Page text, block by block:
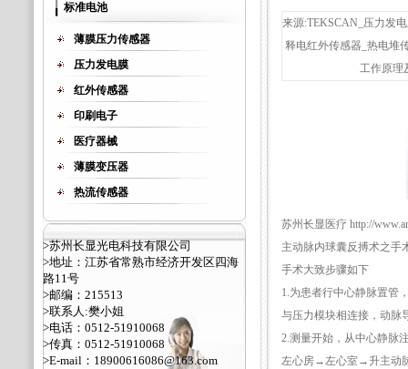
标准电池
薄膜压力传感器
压力发电膜
红外传感器
印刷电子
医疗器械
薄膜变压器
热流传感器
>苏州长显光电科技有限公司
>地址：江苏省常熟市经济开发区四海
路11号
>邮编：215513
>联系人:樊小姐
>电话：0512-51910068
>传真：0512-51910068
>E-mail：18900616086@163.com
来源:TEKSCAN_压力发
释电红外传感器_热电堆
工作原理
苏州长显医疗 http://
主动脉内球囊反搏术之手
手术大致步骤如下
1.为患者行中心静脉置管
与压力模块相连接，动脉
2.测量开始，从中心静
左心房→左心室→升主动